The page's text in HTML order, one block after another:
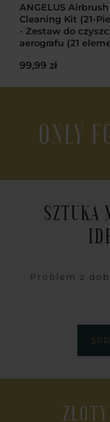
ANGELUS Airbrush
Cleaning Kit (21-
- Zestaw do
aerografu (21
99,99 zł
ONLY
SZTUKA
Problem z